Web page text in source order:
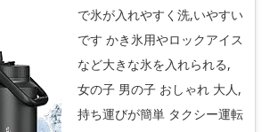
で氷が入れやすく洗,いやすい
です かき氷用やロックアイス
など大きな氷を入れられる,
女の子 男の子 おしゃれ 大人,
持ち運びが簡単 タクシー運転